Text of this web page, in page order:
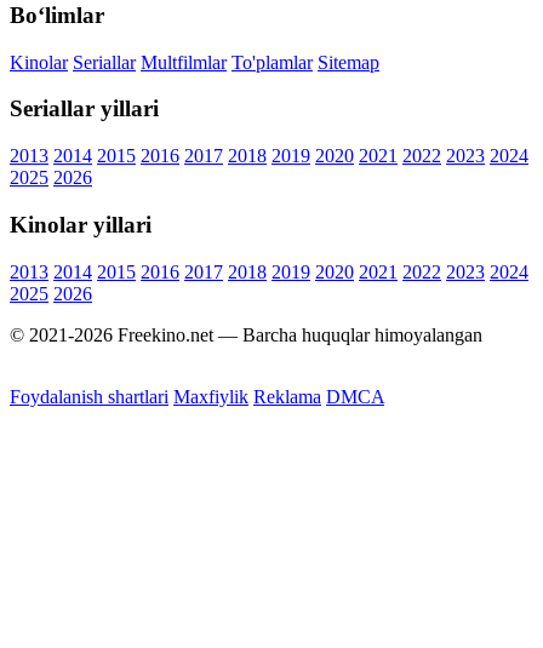
Bo‘limlar
Kinolar Seriallar Multfilmlar To'plamlar Sitemap
Seriallar yillari
2013 2014 2015 2016 2017 2018 2019 2020 2021 2022 2023 2024
2025 2026
Kinolar yillari
2013 2014 2015 2016 2017 2018 2019 2020 2021 2022 2023 2024
2025 2026
© 2021-2026 Freekino.net — Barcha huquqlar himoyalangan
Foydalanish shartlari Maxfiylik Reklama DMCA